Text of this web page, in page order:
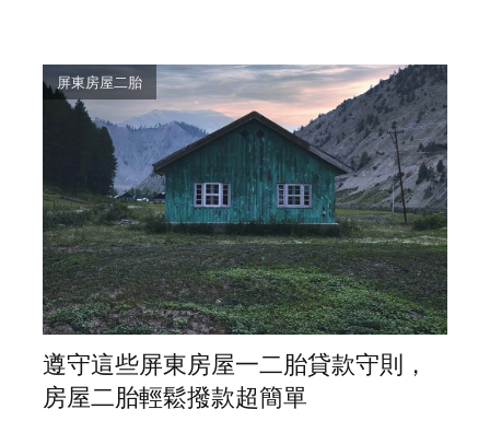
屏東房屋二胎
遵守這些屏東房屋一二胎貸款守則，
房屋二胎輕鬆撥款超簡單